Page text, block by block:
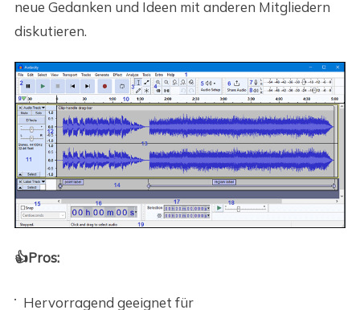
neue Gedanken und Ideen mit anderen Mitgliedern
diskutieren.
👍Pros:
Hervorragend geeignet für